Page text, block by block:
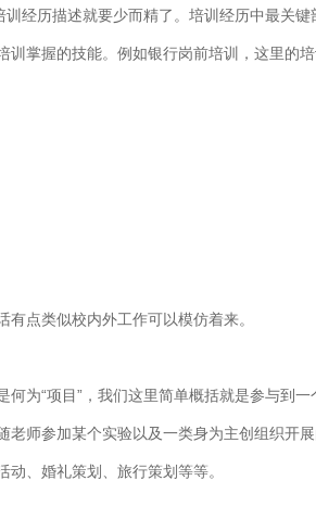
经历描述就要少而精了。培训经历中最关键
掌握的技能。例如银行岗前培训，这里的
点类似校内外工作可以模仿着来。
为“项目”，我们这里简单概括就是参与到一
师参加某个实验以及一类身为主创组织开展
、婚礼策划、旅行策划等等。